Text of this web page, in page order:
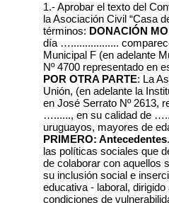
1.- Aprobar el texto del
la Asociación Civil “Casa
términos: DONACIÓN
día ….................
Municipal F (en adelante
Nº 4700 representado en
POR OTRA PARTE: La
Unión, (en adelante la
en José Serrato Nº 2613,
…......, en su calidad de
uruguayos, mayores de
PRIMERO: Antecedentes
las políticas sociales que
de colaborar con aquellos
su inclusión social e
educativa - laboral,
condiciones de